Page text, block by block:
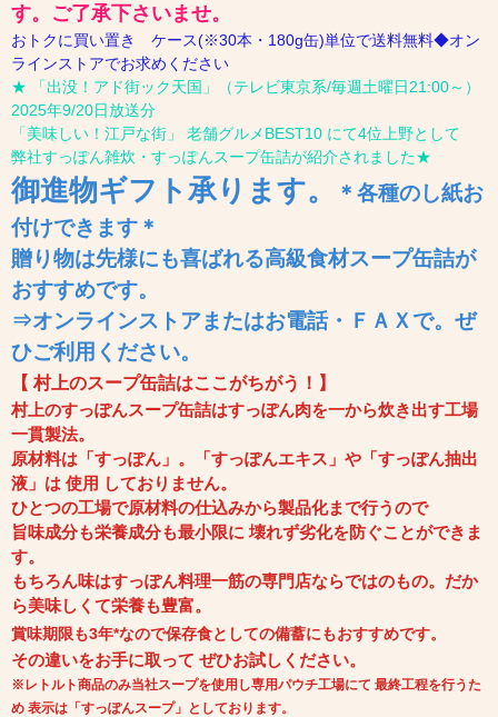
す。ご了承下さいませ。
おトクに買い置き ケース(※30本・180g缶)単位で送料無料◆オン
ラインストアでお求めください
★ 「出没！アド街ック天国」（テレビ東京系/毎週土曜日21:00～）
2025年9/20日放送分
「美味しい！江戸な街」 老舗グルメBEST10 にて4位上野として
弊社すっぽん雑炊・すっぽんスープ缶詰が紹介されました★
御進物ギフト 承ります。
＊各種のし紙お
付けできます＊
贈り物は先様にも喜ばれる高級食材スープ缶詰が
おすすめです。
⇒オンラインストアまたはお電話・ＦＡＸで。ぜ
ひご利用ください。
【 村上のスープ缶詰はここがちがう！】
村上のすっぽんスープ缶詰はすっぽん肉を一から炊き出す工場
一貫製法。
原材料は「すっぽん」。「すっぽんエキス」や「すっぽん抽出
液」は 使用 しておりません。
ひとつの工場で原材料の仕込みから製品化まで行うので
旨味成分も栄養成分も最小限に 壊れず劣化を防ぐことができま
す。
もちろん味はすっぽん料理一筋の専門店ならではのもの。 だか
ら美味しくて栄養も豊富。
賞味期限も3年*なので保存食としての備蓄にもおすすめです。
その違いをお手に取って ぜひお試しください。
※レトルト商品のみ当社スープを使用し専用パウチ工場にて 最終工程を行うた
め 表示は「すっぽんスープ」としております。